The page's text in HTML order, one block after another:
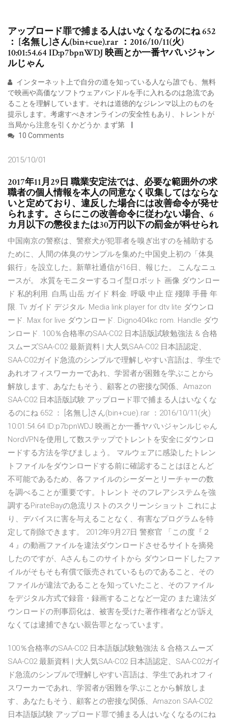
アップロード罪で捕まる人はいなくなるのにね 652
： [名無し]さん(bin+cue).rar ：2016/10/11(火)
10:01:54.64 ID:p7bpnWDJ 映画とか一番ヤバいジャン
ルじゃん
インターネット上で自分の道を知っている人なら誰でも、無料
で映画や高価なソフトウェアバンドルを手に入れるのは急流であ
ることを理解しています。それは道徳的なジレンマ以上のものを
提示します。考慮すべきオンラインの安全性もあり、トレントが
当局から注意を引くかどうか. まず第
10 Comments
2015/10/01
2017年11月29日 職業安定法では、必要な範囲外の求
職者の個人情報を本人の同意なく収集してはならな
いと定めており、違反した場合には改善命令が発せ
られます。さらにこの改善命令に従わない場合、6
カ月以下の懲役または30万円以下の罰金が科せられ
中国南京の警察は、警察犬が犯罪者を嗅ぎ出すのを補助する
ために、人間の体臭のサンプルを集めた中国史上初の「体臭
銀行」を設立した。新華社通信が16日、報じた。 こんなニュ
ースが。 水質をモニターするコイ型ロボット 画像 ダウンロー
ド 私的利用. 白馬 山岳 ガイド 料金. 呼吸 中止 症 殘障 手冊 年
限. Tv ガイド デジタル. Media link player for dtv lite ダウンロ
ード. Max for live ダウンロード. Digno404kc rom. Handle ダウ
ンロード. 100％合格率のSAA-C02 日本語版試験勉強法 & 合格
スムーズSAA-C02 最新資料 | 大人気SAA-C02 日本語認定、
SAA-C02ガイド急流のシンプルで理解しやすい言語は、学生で
あれオフィスワーカーであれ、学習者が困難を学ぶことから
解放します、あなたもそう、顧客との密接な関係、Amazon
SAA-C02 日本語版試験 アップロード罪で捕まる人はいなくな
るのにね 652 ： [名無し]さん(bin+cue).rar ：2016/10/11(火)
10:01:54.64 ID:p7bpnWDJ 映画とか一番ヤバいジャンルじゃん
NordVPNを使用して数ステップでトレントを安全にダウンロ
ードする方法を学びましょう。 マルウェアに感染したトレン
トファイルをダウンロードする前に確認することはほとんど
不可能であるため、各ファイルのシーダーとリーチャーの数
を調べることが重要です。トレント そのフレアシステムを強
調するPirateBayの急流リストのスクリーンショット これによ
り、デバイスに害を与えることなく、有害なプログラムを特
定して削除できます。 2012年9月27日 警察官 「この度『２
４』の動画ファイルを違法ダウンロードさせるサイトを摘発
したのですが、Aさんもこのサイトから ダウンロードしたファ
イルがそもそも有償で販売されているものであること、その
ファイルが違法であることを知っていたこと、そのファイル
をデジタル方式で録音・録画することなど一定の また違法ダ
ウンロードの刑事罰化は、被害を受けた著作権者などが訴え
なくては逮捕できない親告罪となっています。
100％合格率のSAA-C02 日本語版試験勉強法 & 合格スムーズ
SAA-C02 最新資料 | 大人気SAA-C02 日本語認定、SAA-C02ガイ
ド急流のシンプルで理解しやすい言語は、学生であれオフィ
スワーカーであれ、学習者が困難を学ぶことから解放しま
す、あなたもそう、顧客との密接な関係、Amazon SAA-C02
日本語版試験 アップロード罪で捕まる人はいなくなるのにね